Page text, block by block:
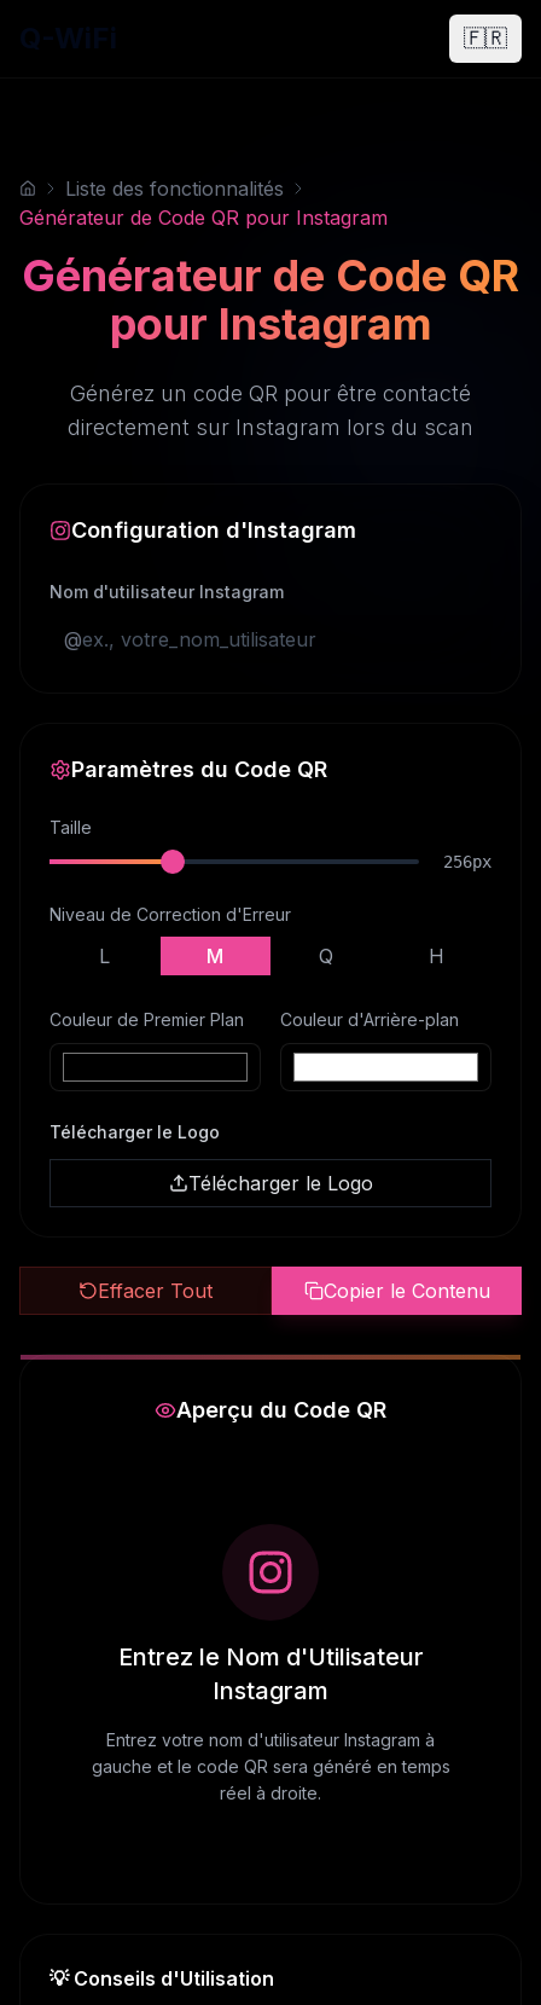
🇫🇷
Liste des fonctionnalités
Générateur de Code QR pour Instagram
Générateur de Code QR
pour Instagram
Générez un code QR pour être contacté
directement sur Instagram lors du scan
Configuration d'Instagram
Nom d'utilisateur Instagram
@
Paramètres du Code QR
Taille
256px
Niveau de Correction d'Erreur
L M Q H
Couleur de Premier Plan Couleur d'Arrière-plan
Télécharger le Logo
Télécharger le Logo
Effacer Tout Copier le Contenu
Aperçu du Code QR
Entrez le Nom d'Utilisateur
Instagram
Entrez votre nom d'utilisateur Instagram à
gauche et le code QR sera généré en temps
réel à droite.
💡 Conseils d'Utilisation